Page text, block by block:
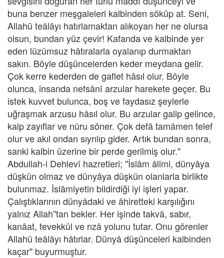
buna benzer meşgaleleri kalbinden söküp at. Seni,
Allahü teâlâyı hatırlamaktan alıkoyan her ne olursa
olsun, bundan yüz çevir! Kafanda ve kalbinde yer
eden lüzûmsuz hâtıralarla oyalanıp durmaktan
sakın. Böyle düşüncelerden keder meydana gelir.
Çok kerre kederden de gaflet hâsıl olur. Böyle
olunca, insanda nefsânî arzular harekete geçer. Bu
istek kuvvet bulunca, boş ve faydasız şeylerle
uğraşmak arzusu hâsıl olur. Bu arzular galip gelince,
kalp zayıflar ve nûru söner. Çok defâ tamâmen telef
olur ve akıl ondan sıyrılıp gider. Artık bundan sonra,
sanki kalbin üzerine bir perde gerilmiş olur."
Abdullah-i Dehlevî hazretleri; "İslâm âlimi, dünyâya
düşkün olmaz ve dünyâya düşkün olanlarla birlikte
bulunmaz. İslâmiyetin bildirdiği iyi işleri yapar.
Çalıştıklarının dünyâdaki ve âhiretteki karşılığını
yalnız Allah''tan bekler. Her işinde takvâ, sabır,
kanâat, tevekkül ve rızâ yolunu tutar. Onu görenler
Allahü teâlâyı hâtırlar. Dünyâ düşünceleri kalbinden
kaçar" buyurmuştur.